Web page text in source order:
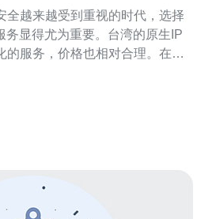
全越来越受到重视的时代，选择
务显得尤为重要。台湾的原生IP
的服务，价格也相对合理。在这
最便宜的选择。 什么是原